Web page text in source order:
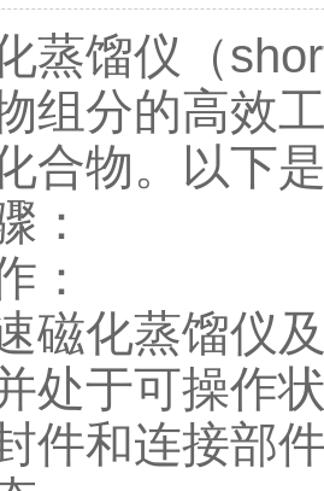
蒸馏仪（
组分的高效
合物。以下
：
：
磁化蒸馏仪
处于可操作
件和连接部